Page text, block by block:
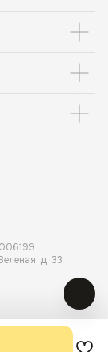
д. 33,